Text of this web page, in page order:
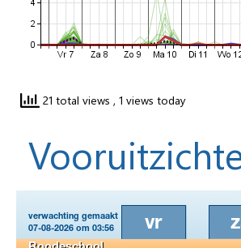
21 total views , 1 views today